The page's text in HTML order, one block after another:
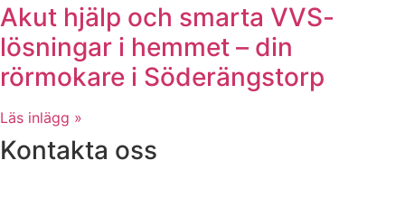
Akut hjälp och smarta VVS-
lösningar i hemmet – din
rörmokare i Söderängstorp
Läs inlägg »
Kontakta oss